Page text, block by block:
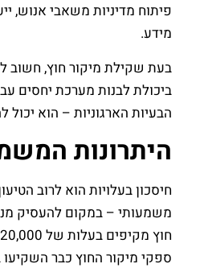
פיתוח מדיניות משאבי אנוש,
מידע.
בעת שקילת מיקור חוץ, חשוב
ביכולת לבנות מערכת יחסים
הבעיות הארגוניות – הוא
היתרונות
חיסכון בעלויות הוא לרוב
ספקי מיקור החוץ כבר